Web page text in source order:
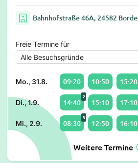
Bahnhofstraße 46A, 24582
Freie Termine für
Mo., 31.8. 09:20 10:50 15:20
Di., 1.9. 14:40
2
15:10 17:10
Mi., 2.9. 08:30
3
12:50 16:10
Weitere Termine